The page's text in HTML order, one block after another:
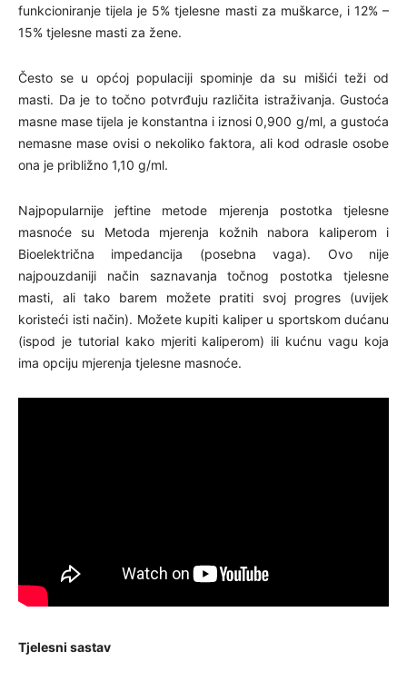
funkcioniranje tijela je 5% tjelesne masti za muškarce, i 12% –
15% tjelesne masti za žene.
Često se u općoj populaciji spominje da su mišići teži od
masti. Da je to točno potvrđuju različita istraživanja. Gustoća
masne mase tijela je konstantna i iznosi 0,900 g/ml, a gustoća
nemasne mase ovisi o nekoliko faktora, ali kod odrasle osobe
ona je približno 1,10 g/ml.
Najpopularnije jeftine metode mjerenja postotka tjelesne
masnoće su Metoda mjerenja kožnih nabora kaliperom i
Bioelektrična impedancija (posebna vaga). Ovo nije
najpouzdaniji način saznavanja točnog postotka tjelesne
masti, ali tako barem možete pratiti svoj progres (uvijek
koristeći isti način). Možete kupiti kaliper u sportskom dućanu
(ispod je tutorial kako mjeriti kaliperom) ili kućnu vagu koja
ima opciju mjerenja tjelesne masnoće.
Tjelesni sastav